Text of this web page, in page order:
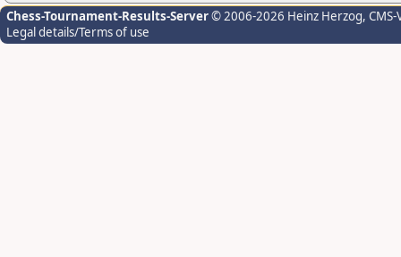
Chess-Tournament-Results-Server© 2006-2026 Heinz Herzog,
Legal details/Terms of use